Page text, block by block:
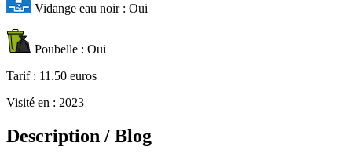
Vidange eau noir : Oui
Poubelle : Oui
Tarif: 11.50 euros
Visité en : 2023
Description / Blog